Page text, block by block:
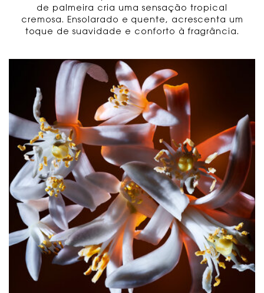
de palmeira cria uma sensação tropical
cremosa. Ensolarado e quente, acrescenta um
toque de suavidade e conforto à fragrância.